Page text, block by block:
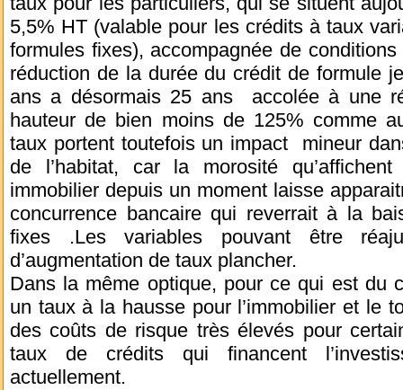
5,5% HT (valable pour les crédits à taux
formules fixes), accompagnée de
réduction de la durée du crédit de formule
ans a désormais 25 ans accolée à une
hauteur de bien moins de 125% comme
taux portent toutefois un impact mineur
de l’habitat, car la morosité
immobilier depuis un moment laisse
concurrence bancaire qui reverrait à la
fixes .Les variables pouvant être
d’augmentation de taux plancher.
Dans la même optique, pour ce qui est du
un taux à la hausse pour l’immobilier et le
des coûts de risque très élevés pour
taux de crédits qui financent
actuellement.